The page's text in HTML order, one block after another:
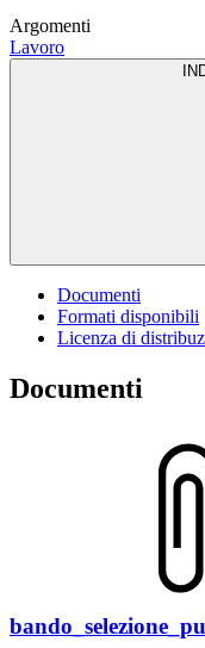
Argomenti
Lavoro
Documenti
Formati disponibili
Licenza di
Documenti